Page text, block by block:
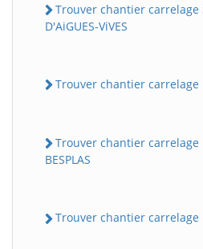
Trouver chantier carrelage
D'AiGUES-ViVES
Trouver chantier carrelage
Trouver chantier carrelage
BESPLAS
Trouver chantier carrelage